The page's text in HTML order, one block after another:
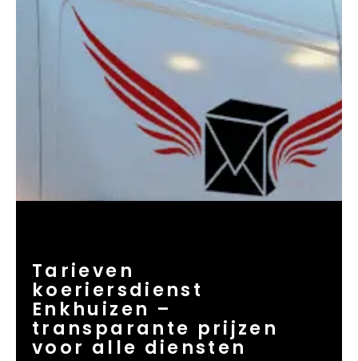
Tarieven
koeriersdienst
Enkhuizen –
transparante prijzen
voor alle diensten